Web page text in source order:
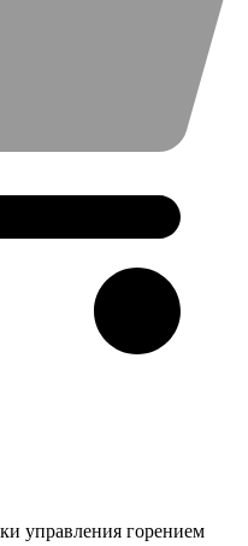
управления горением